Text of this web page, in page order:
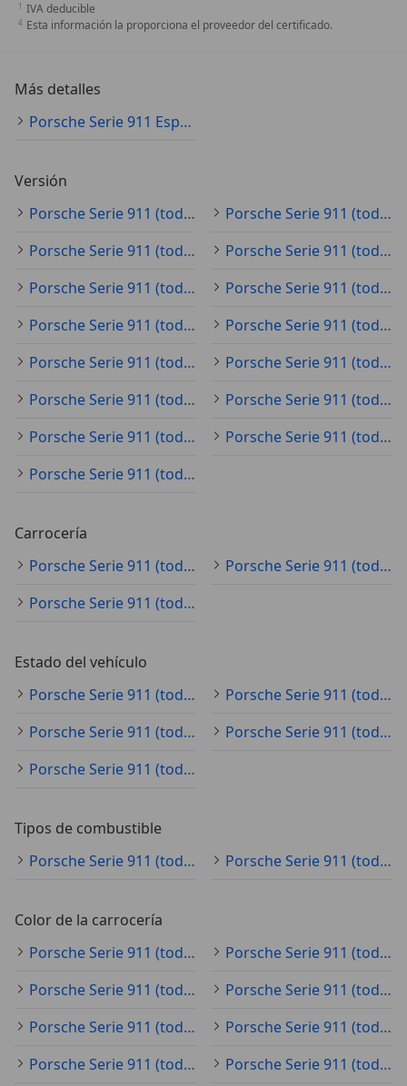
IVA deducible
Esta información la proporciona el proveedor del certificado.
Más detalles
Porsche Serie 911 Especificaciones técnicas
Versión
Porsche Serie 911 (todo) 2.7
Porsche Serie 911 (todo) 3.2
Porsche Serie 911 (todo) 4
Porsche Serie 911 (todo) 4.0-rs
Porsche Serie 911 (todo) 4 gts
Porsche Serie 911 (todo) 4 S
Porsche Serie 911 (todo) 4S
Porsche Serie 911 (todo) 4S pdk
Porsche Serie 911 (todo) 50
Porsche Serie 911 (todo) 911-carrera-4s-cabriolet
Porsche Serie 911 (todo) 911-carrera-4s-pdk
Porsche Serie 911 (todo) 911-carrera-cabriolet-pdk
Porsche Serie 911 (todo) 911-carrera-gts-cabriolet
Porsche Serie 911 (todo) 911-carrera-s
Porsche Serie 911 (todo) 911-turbo
Carrocería
Porsche Serie 911 (todo) coupé
Porsche Serie 911 (todo) cabrio
Porsche Serie 911 (todo) coche pequeño
Estado del vehículo
Porsche Serie 911 (todo) ocasión
Porsche Serie 911 (todo) KM0
Porsche Serie 911 (todo) clásico
Porsche Serie 911 (todo) nuevo
Porsche Serie 911 (todo) demostración
Tipos de combustible
Porsche Serie 911 (todo) gasolina
Porsche Serie 911 (todo) electro/gasolina
Color de la carrocería
Porsche Serie 911 (todo) negro
Porsche Serie 911 (todo) gris
Porsche Serie 911 (todo) blanco
Porsche Serie 911 (todo) azul
Porsche Serie 911 (todo) rojo
Porsche Serie 911 (todo) plateado
Porsche Serie 911 (todo) verde
Porsche Serie 911 (todo) amarillo